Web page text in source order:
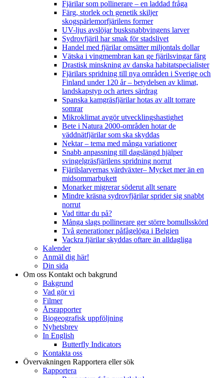
Fjärilar som pollinerare – en laddad fråga
Färg, storlek och genetik skiljer
skogspärlemorfjärilens former
UV-ljus avslöjar busksnabbvingens larver
Sydrovfjäril har smak för stadslivet
Handel med fjärilar omsätter miljontals dollar
Vätska i vingmembran kan ge fjärilsvingar färg
Drastisk minskning av danska habitatspecialister
Fjärilars spridning till nya områden i Sverige och
Finland under 120 år– betydelsen av klimat,
landskapstyp och arters särdrag
Spanska kamgräsfjärilar hotas av allt torrare
somrar
Mikroklimat avgör utvecklingshastighet
Bete i Natura 2000-områden hotar de
väddnätfjärilar som ska skyddas
Nektar – tema med många variationer
Snabb anpassning till dagslängd hjälper
svingelgräsfjärilens spridning norrut
Fjärilslarvernas värdväxter– Mycket mer än en
midsommarbukett
Monarker migrerar söderut allt senare
Mindre kräsna sydrovfjärilar sprider sig snabbt
norrut
Vad tittar du på?
Många slags pollinerare ger större bomullsskörd
Två generationer påfågelöga i Belgien
Vackra fjärilar skyddas oftare än alldagliga
Kalender
Anmäl dig här!
Din sida
Om oss Kontakt och bakgrund
Bakgrund
Vad gör vi
Filmer
Årsrapporter
Biogeografisk uppföljning
Nyhetsbrev
In English
Butterfly Indicators
Kontakta oss
Övervakningen Rapportera eller sök
Rapportera